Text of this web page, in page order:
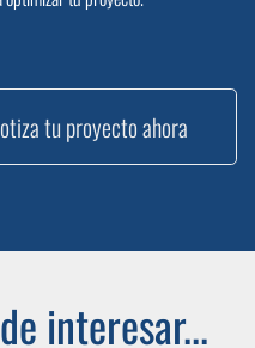
tu proyecto ahora
interesar...